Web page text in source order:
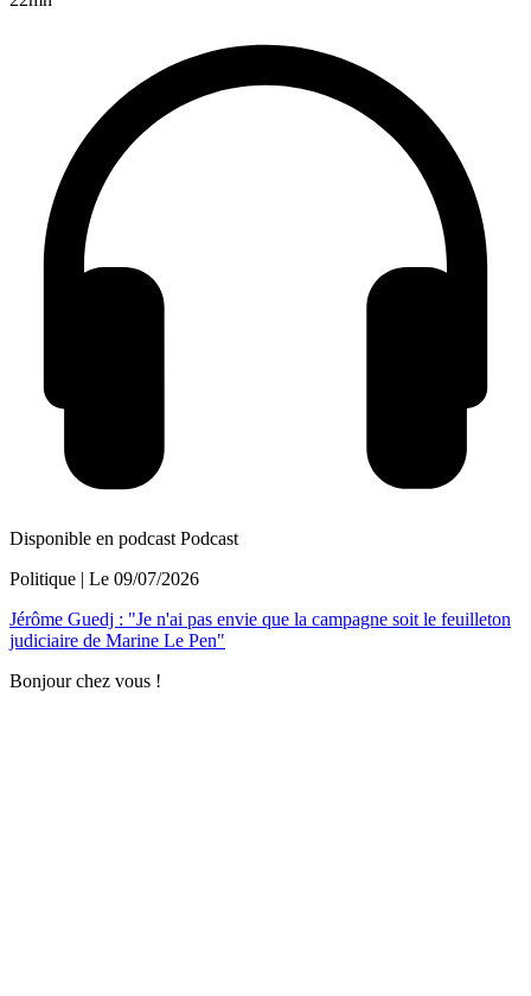
Disponible en podcast Podcast
Politique | Le 09/07/2026
Jérôme Guedj : "Je n'ai pas envie que la campagne soit le feuilleton
judiciaire de Marine Le Pen"
Bonjour chez vous !